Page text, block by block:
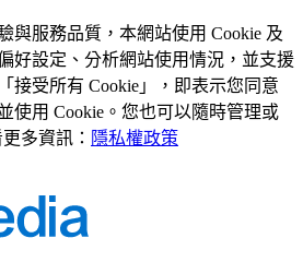
與服務品質，本網站使用 Cookie 及
好設定、分析網站使用情況，並支援
接受所有 Cookie」，即表示您同意
使用 Cookie。您也可以隨時管理或
多資訊： 隱私權政策